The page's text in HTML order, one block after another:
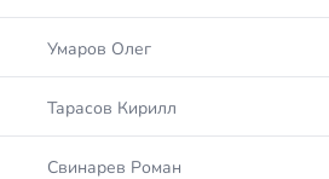
Умаров Олег
Тарасов Кирилл
Свинарев Роман